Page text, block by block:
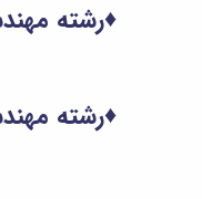
♦رشته
♦رشته